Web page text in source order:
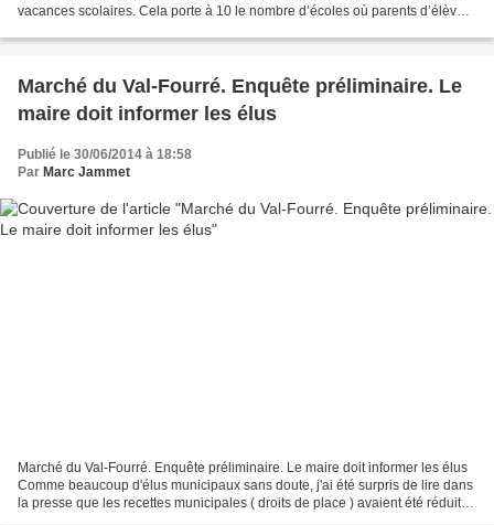
vacances scolaires. Cela porte à 10 le nombre d’écoles où parents d’élèves
Marché du Val-Fourré. Enquête préliminaire. Le
maire doit informer les élus
Publié le 30/06/2014 à 18:58
Par Marc Jammet
Marché du Val-Fourré. Enquête préliminaire. Le maire doit informer les élus
Comme beaucoup d'élus municipaux sans doute, j'ai été surpris de lire dans
la presse que les recettes municipales ( droits de place ) avaient été réduites